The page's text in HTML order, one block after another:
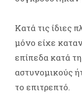
Κατά τις ίδιες
μόνο είχε
επίπεδα κατά
αστυνομικούς
το επιτρεπτό.